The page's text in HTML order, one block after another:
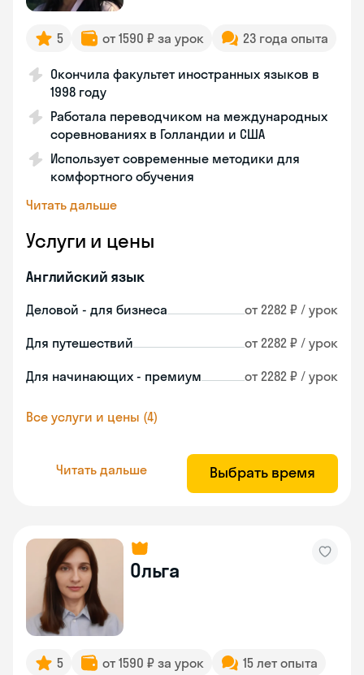
5 от 1590 ₽ за урок 23 года опыта
Окончила факультет иностранных языков в
1998 году
Работала переводчиком на международных
соревнованиях в Голландии и США
Использует современные методики для
комфортного обучения
Читать дальше
Услуги и цены
Английский язык
Деловой - для бизнеса от 2282 ₽ / урок
Для путешествий от 2282 ₽ / урок
Для начинающих - премиум от 2282 ₽ / урок
Все услуги и цены (4)
Читать дальше Выбрать время
Ольга
5 от 1590 ₽ за урок
15 лет опыта